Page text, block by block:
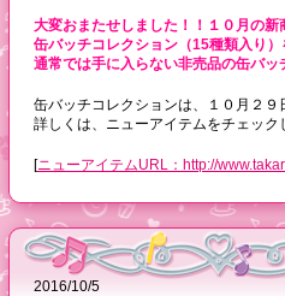
大変おまたせしました！！１０月の
缶バッチコレクション（15種類入り
通常では手に入らない非売品の缶バ
缶バッチコレクションは、１０月２
詳しくは、ニューアイテムをチェック
[ニューアイテムURL：http://
2016/10/5